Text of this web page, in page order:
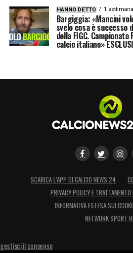
HANNO DETTO 1
Bargiggia: «Mancini
svelo cosa è successo
della FIGC.
calcio italiano»
SCARICA L’APP DI CALCIO NEWS 24
PRIVACY POLICY E
INFORMATIVA ESTESA SUI
NETWORK SPORT
gestisci il consenso